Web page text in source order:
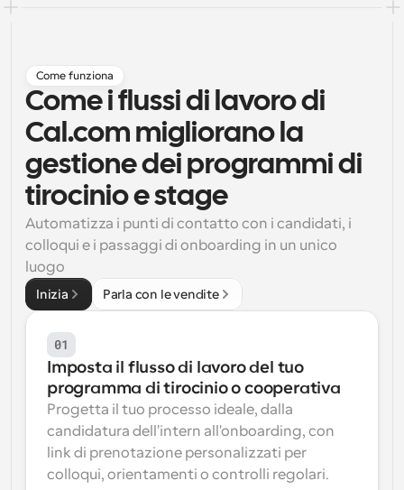
Programmazione potenziata con chiamate
supportate dall'IA
Blog
Rimani aggiornato con le ultime notizie e aggiornamenti
Riunioni Instantanee
Incontrare i clienti in pochi minuti
Link di Gruppo Dinamico
Prenota senza sforzo riunioni con più persone
Webhook
Ricevi una notifica quando succede qualcosa
Come funziona
Come i flussi di lavoro di
Cal.com migliorano la
gestione dei programmi di
tirocinio e stage
Automatizza i punti di contatto con i candidati, i
colloqui e i passaggi di onboarding in un unico
luogo
Inizia Parla con le vendite
01
Imposta il flusso di lavoro del tuo
programma di tirocinio o cooperativa
Progetta il tuo processo ideale, dalla
candidatura dell'intern all'onboarding, con
link di prenotazione personalizzati per
colloqui, orientamenti o controlli regolari.